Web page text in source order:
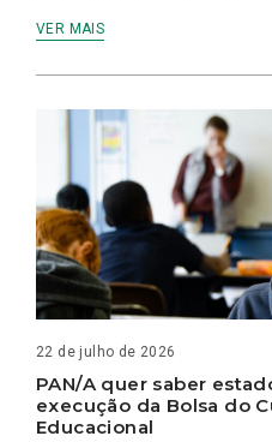
VER MAIS
22 de julho de 2026
PAN/A quer saber
execução da Bolsa do
Educacional